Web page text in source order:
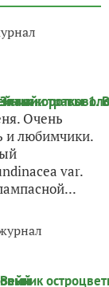
Очень
и любимчики.
var.